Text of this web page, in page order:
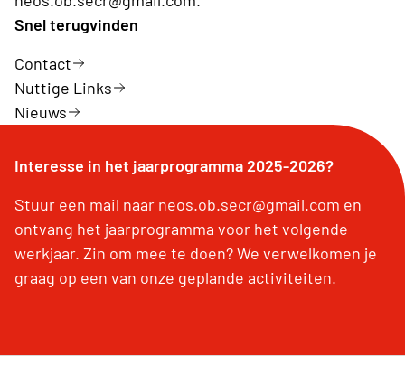
Snel terugvinden
Contact
Nuttige Links
Nieuws
Interesse in het jaarprogramma 2025-2026?
Stuur een mail naar neos.ob.secr@gmail.com en
ontvang het jaarprogramma voor het volgende
werkjaar. Zin om mee te doen? We verwelkomen je
graag op een van onze geplande activiteiten.